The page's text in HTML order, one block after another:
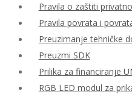
Pravila o zaštiti
Pravila povrata i
Preuzimanje tehničke
Preuzmi SDK
Prilika za financiranje
RGB LED modul za